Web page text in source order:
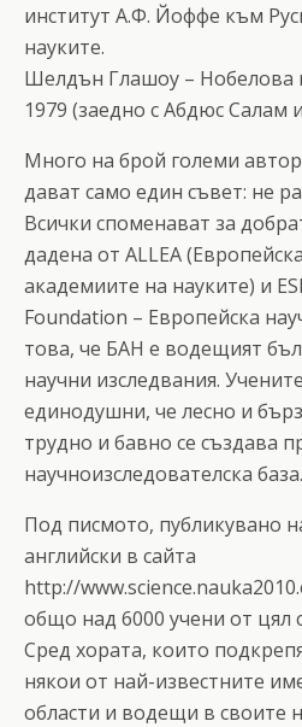
институт А.Ф. Йоффе към
науките.
Шелдън Глашоу – Нобелова
1979 (заедно с Абдюс Салам
Много на брой големи
дават само един съвет: не
Всички споменават за
дадена от ALLEA
академиите на науките) и
Foundation – Европейска
това, че БАН е водещият
научни изследвания.
единодушни, че лесно и
трудно и бавно се създава
научноизследователска база.
Под писмото, публикувано
английски в сайта
http://
общо над 6000 учени от цял
Сред хората, които
някои от най-известните
области и водещи в своите